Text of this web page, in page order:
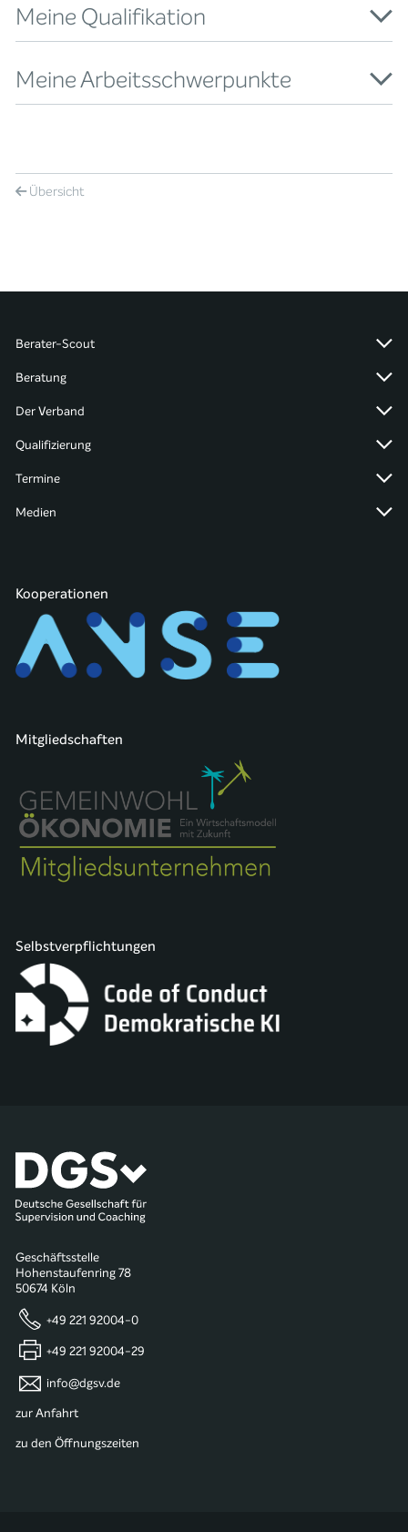
Meine Qualifikation
Meine Arbeitsschwerpunkte
Übersicht
Berater-Scout
Beratung
Der Verband
Qualifizierung
Termine
Medien
Kooperationen
Mitgliedschaften
Selbstverpflichtungen
Geschäftsstelle
Hohenstaufenring 78
50674 Köln
+49 221 92004-0
+49 221 92004-29
info@dgsv.de
zur Anfahrt
zu den Öffnungszeiten